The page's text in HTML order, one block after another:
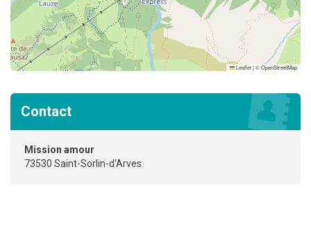
Leaflet|©OpenStreetMap
Contact
Mission amour
73530 Saint-Sorlin-d'Arves